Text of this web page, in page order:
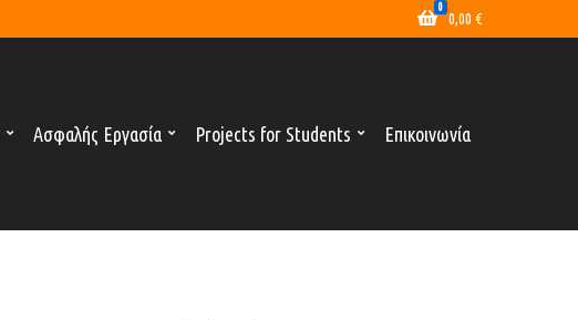
0
0,00 €
Ασφαλής Εργασία Projects for Students Επικοινωνία